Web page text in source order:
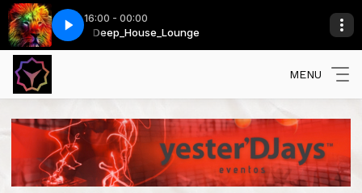
16:00 - 00:00
Deep_House_Lounge
Claudia Gerini - Maniac
MENU